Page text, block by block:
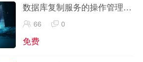
数据库复制服务的操作管理
（上）
66 0
免费